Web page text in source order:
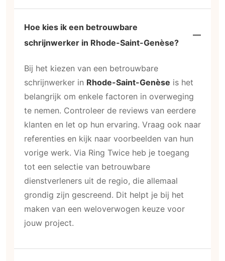
Hoe kies ik een betrouwbare
schrijnwerker in Rhode-Saint-Genèse?
Bij het kiezen van een betrouwbare
schrijnwerker in Rhode-Saint-Genèse is het
belangrijk om enkele factoren in overweging
te nemen. Controleer de reviews van eerdere
klanten en let op hun ervaring. Vraag ook naar
referenties en kijk naar voorbeelden van hun
vorige werk. Via Ring Twice heb je toegang
tot een selectie van betrouwbare
dienstverleners uit de regio, die allemaal
grondig zijn gescreend. Dit helpt je bij het
maken van een weloverwogen keuze voor
jouw project.